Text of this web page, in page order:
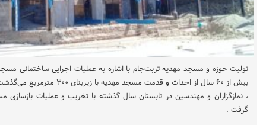
تولیت حوزه و مسجد مهدیه تربت‌جام با اشاره به عملیات اجرایی ساختمانی
بیش از ۶۰ سال از احداث و قدمت
، نمازگزاران و مهندسین در تابستان سال گذشته با تخریب و عملیات بازسازی
گرفت .